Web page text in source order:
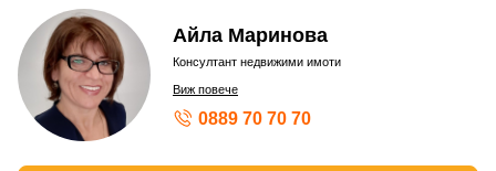
Айла Маринова
Консултант недвижими имоти
Виж повече
0889 70 70 70